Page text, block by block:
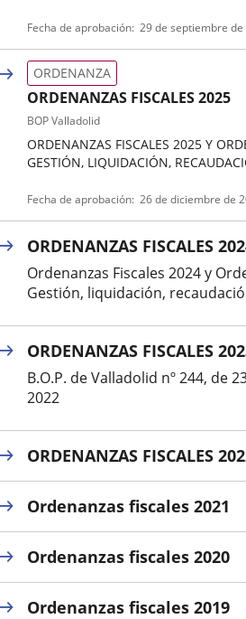
de
normativa
boletin
Fecha de aprobación 29 de septiembre de
ORDENANZAS FISCALES 2025
ORDENANZAS FISCALES 2025 Y
GESTIÓN, LIQUIDACIÓN,
de
normativa
ORDENANZA
boletin
BOP Valladolid
Fecha de aprobación 26 de diciembre de
ORDENANZAS FISCALES
Ordenanzas Fiscales 2024 y
Gestión, liquidación,
ORDENANZAS FISCALES
B.O.P. de Valladolid nº 244, de
2022
ORDENANZAS FISCALES
Ordenanzas fiscales 2021
Ordenanzas fiscales 2020
Ordenanzas fiscales 2019